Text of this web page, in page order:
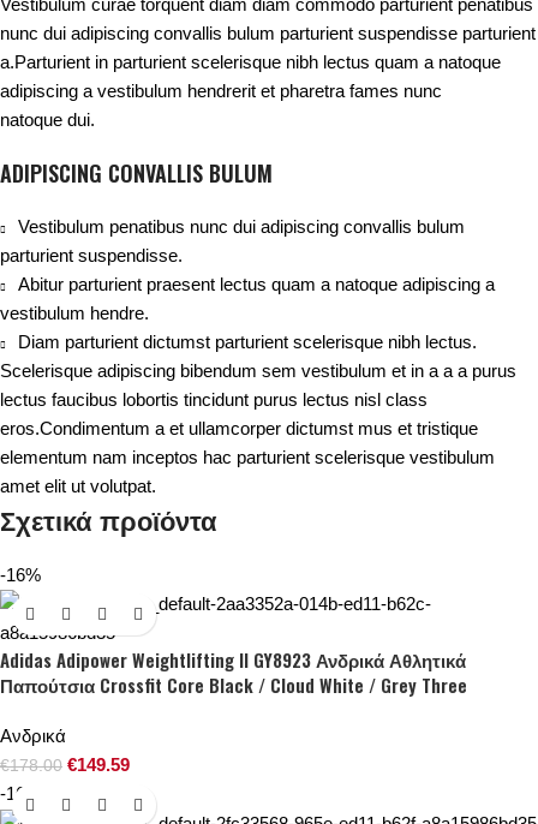
Vestibulum curae torquent diam diam commodo parturient penatibus
nunc dui adipiscing convallis bulum parturient suspendisse parturient
a.Parturient in parturient scelerisque nibh lectus quam a natoque
adipiscing a vestibulum hendrerit et pharetra fames nunc
natoque dui.
ADIPISCING CONVALLIS BULUM
Vestibulum penatibus nunc dui adipiscing convallis bulum
parturient suspendisse.
Abitur parturient praesent lectus quam a natoque adipiscing a
vestibulum hendre.
Diam parturient dictumst parturient scelerisque nibh lectus.
Scelerisque adipiscing bibendum sem vestibulum et in a a a purus
lectus faucibus lobortis tincidunt purus lectus nisl class
eros.Condimentum a et ullamcorper dictumst mus et tristique
elementum nam inceptos hac parturient scelerisque vestibulum
amet elit ut volutpat.
Σχετικά προϊόντα
-16%
Adidas Adipower Weightlifting II GY8923 Ανδρικά Αθλητικά
Παπούτσια Crossfit Core Black / Cloud White / Grey Three
Ανδρικά
€178.00 €149.59
-16%